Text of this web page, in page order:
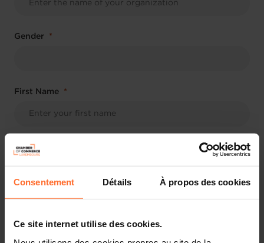
Consentement Détails À propos des cookies
Ce site internet utilise des cookies.
Gender
First Name
Last Name